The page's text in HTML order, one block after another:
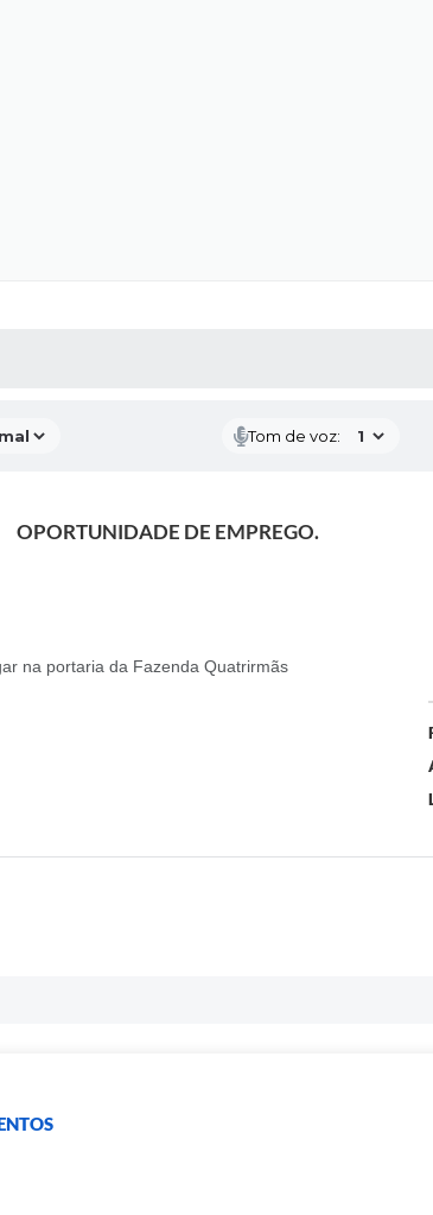
Tom de voz:
OPORTUNIDADE DE EMPREGO.
na portaria da Fazenda Quatrirmãs